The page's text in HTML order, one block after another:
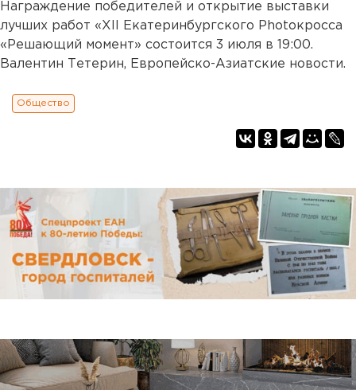
Награждение победителей и открытие выставки
лучших работ «XII Екатеринбургского Photoкросса
«Решающий момент» состоится 3 июля в 19:00.
Валентин Тетерин, Европейско-Азиатские новости.
Общество